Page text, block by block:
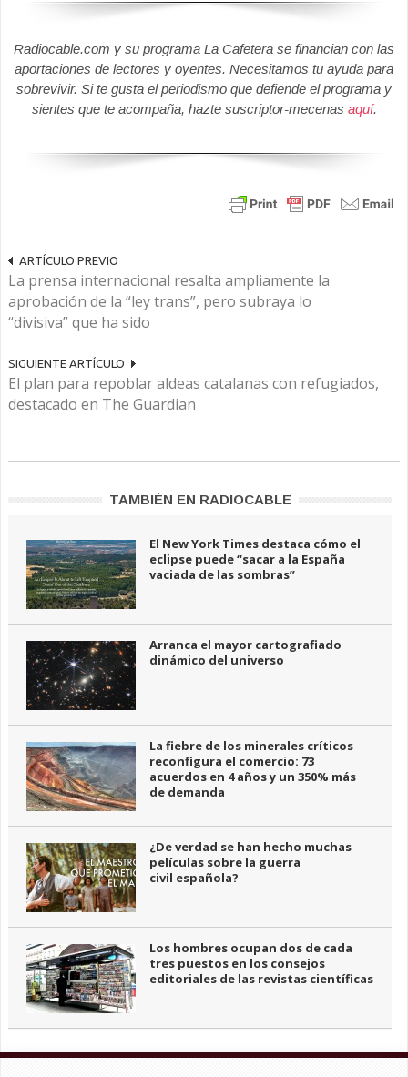
Radiocable.com y su programa La Cafetera se financian con las
aportaciones de lectores y oyentes. Necesitamos tu ayuda para
sobrevivir. Si te gusta el periodismo que defiende el programa y
sientes que te acompaña, hazte suscriptor-mecenas aquí.
ARTÍCULO PREVIO
La prensa internacional resalta ampliamente la
aprobación de la “ley trans”, pero subraya lo
“divisiva” que ha sido
SIGUIENTE ARTÍCULO
El plan para repoblar aldeas catalanas con refugiados,
destacado en The Guardian
TAMBIÉN EN RADIOCABLE
El New York Times destaca cómo el
eclipse puede “sacar a la España
vaciada de las sombras”
Arranca el mayor cartografiado
dinámico del universo
La fiebre de los minerales críticos
reconfigura el comercio: 73
acuerdos en 4 años y un 350% más
de demanda
¿De verdad se han hecho muchas
películas sobre la guerra
civil española?
Los hombres ocupan dos de cada
tres puestos en los consejos
editoriales de las revistas científicas